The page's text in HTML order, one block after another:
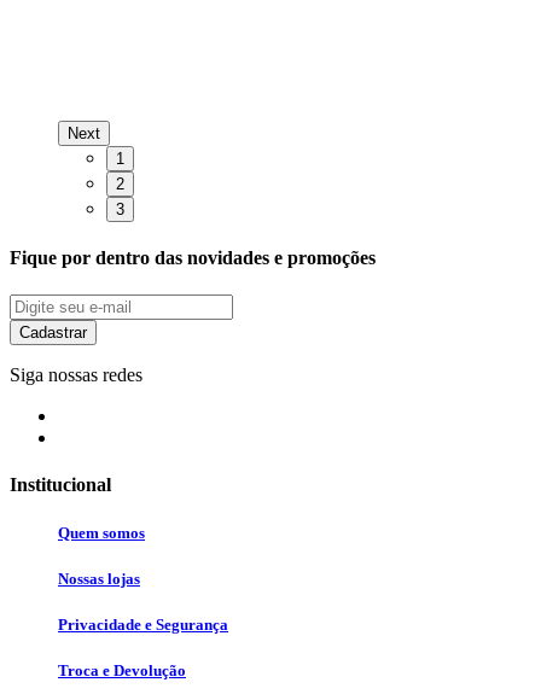
Next
1
2
3
Fique por dentro das novidades e promoções
Cadastrar
Siga nossas redes
Institucional
Quem somos
Nossas lojas
Privacidade e Segurança
Troca e Devolução